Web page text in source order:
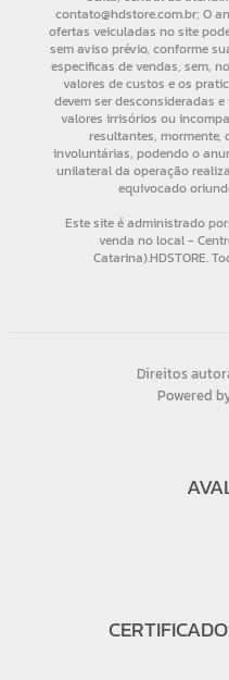
Direitos
Powered